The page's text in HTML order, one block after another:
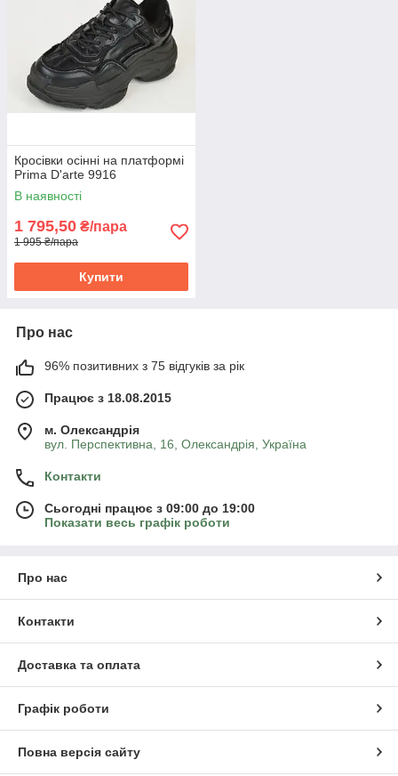
Кросівки осінні на платформі
Prima D'arte 9916
В наявності
1 795,50 ₴/пара
1 995 ₴/пара
Купити
Про нас
96% позитивних з 75 відгуків за рік
Працює з 18.08.2015
м. Олександрія
вул. Перспективна, 16, Олександрія, Україна
Контакти
Сьогодні працює з 09:00 до 19:00
Показати весь графік роботи
Про нас
Контакти
Доставка та оплата
Графік роботи
Повна версія сайту